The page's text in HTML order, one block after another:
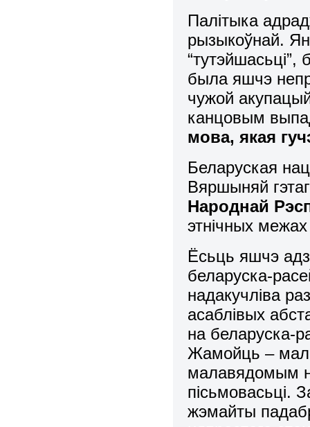
Палітыка
рызыкоўнай.
была яшчэ
чужой
канцовым
мова, якая
Беларуская
Вяршыняй
Народнай
этнічных
Ёсьць яшчэ
беларуска-
надакучліва
асаблівых
на беларуска-
Жамойць –
малавядомым
пісьмовасьці.
жэмайты